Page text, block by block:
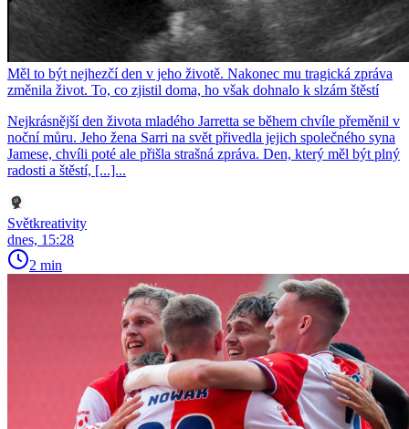
Měl to být nejhezčí den v jeho životě. Nakonec mu tragická zpráva
změnila život. To, co zjistil doma, ho však dohnalo k slzám štěstí
Nejkrásnější den života mladého Jarretta se během chvíle přeměnil v
noční můru. Jeho žena Sarri na svět přivedla jejich společného syna
Jamese, chvíli poté ale přišla strašná zpráva. Den, který měl být plný
radosti a štěstí, [...]...
Světkreativity
dnes, 15:28
2 min